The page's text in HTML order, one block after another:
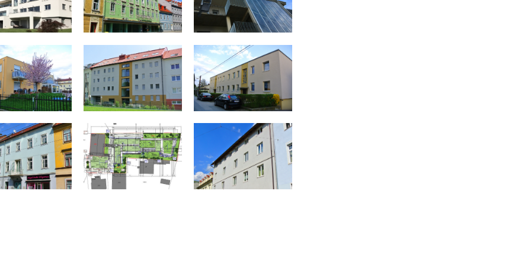
34 KASTELLFELDGASSE 15 WARTINGERGASSE 37-39
BREITENWEG 9 WICKENBURGGASSE 30-32
LIEBENAUER
HAUPSTRASSE 214A
HAUFGASSE 8 NEUGASSE 1A
PAUL KELLER GASSE 23 &
23 A